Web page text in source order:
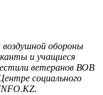
обороны
и учащиеся
ветеранов ВОВ
социального